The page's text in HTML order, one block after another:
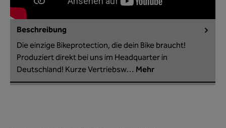
Beschreibung
Die einzige Bikeprotection, die dein Bike braucht!
Produziert direkt bei uns im Headquarter in
Deutschland! Kurze Vertriebsw… Mehr